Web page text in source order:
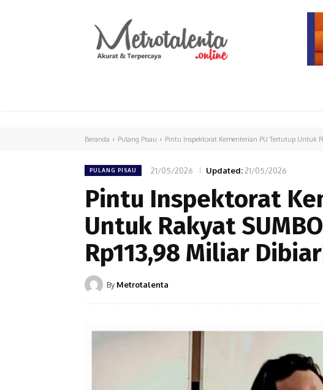
Beranda Pulang Pisau Pintu Inspektorat Kementerian PU Tertutup Untuk
PULANG PISAU 21/05/2026 Updated:21/05/2026
Pintu Inspektorat
Untuk Rakyat
Rp113,98 Miliar
By Metrotalenta